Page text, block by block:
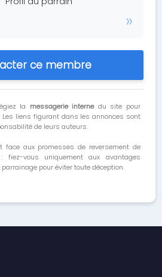
ce membre
la messagerie internedu site pour
Les liens figurant dans les annonces sont
de leurs auteurs.
face aux promesses de reversement de
fiez-vous uniquement aux avantages
pour éviter toute déception.